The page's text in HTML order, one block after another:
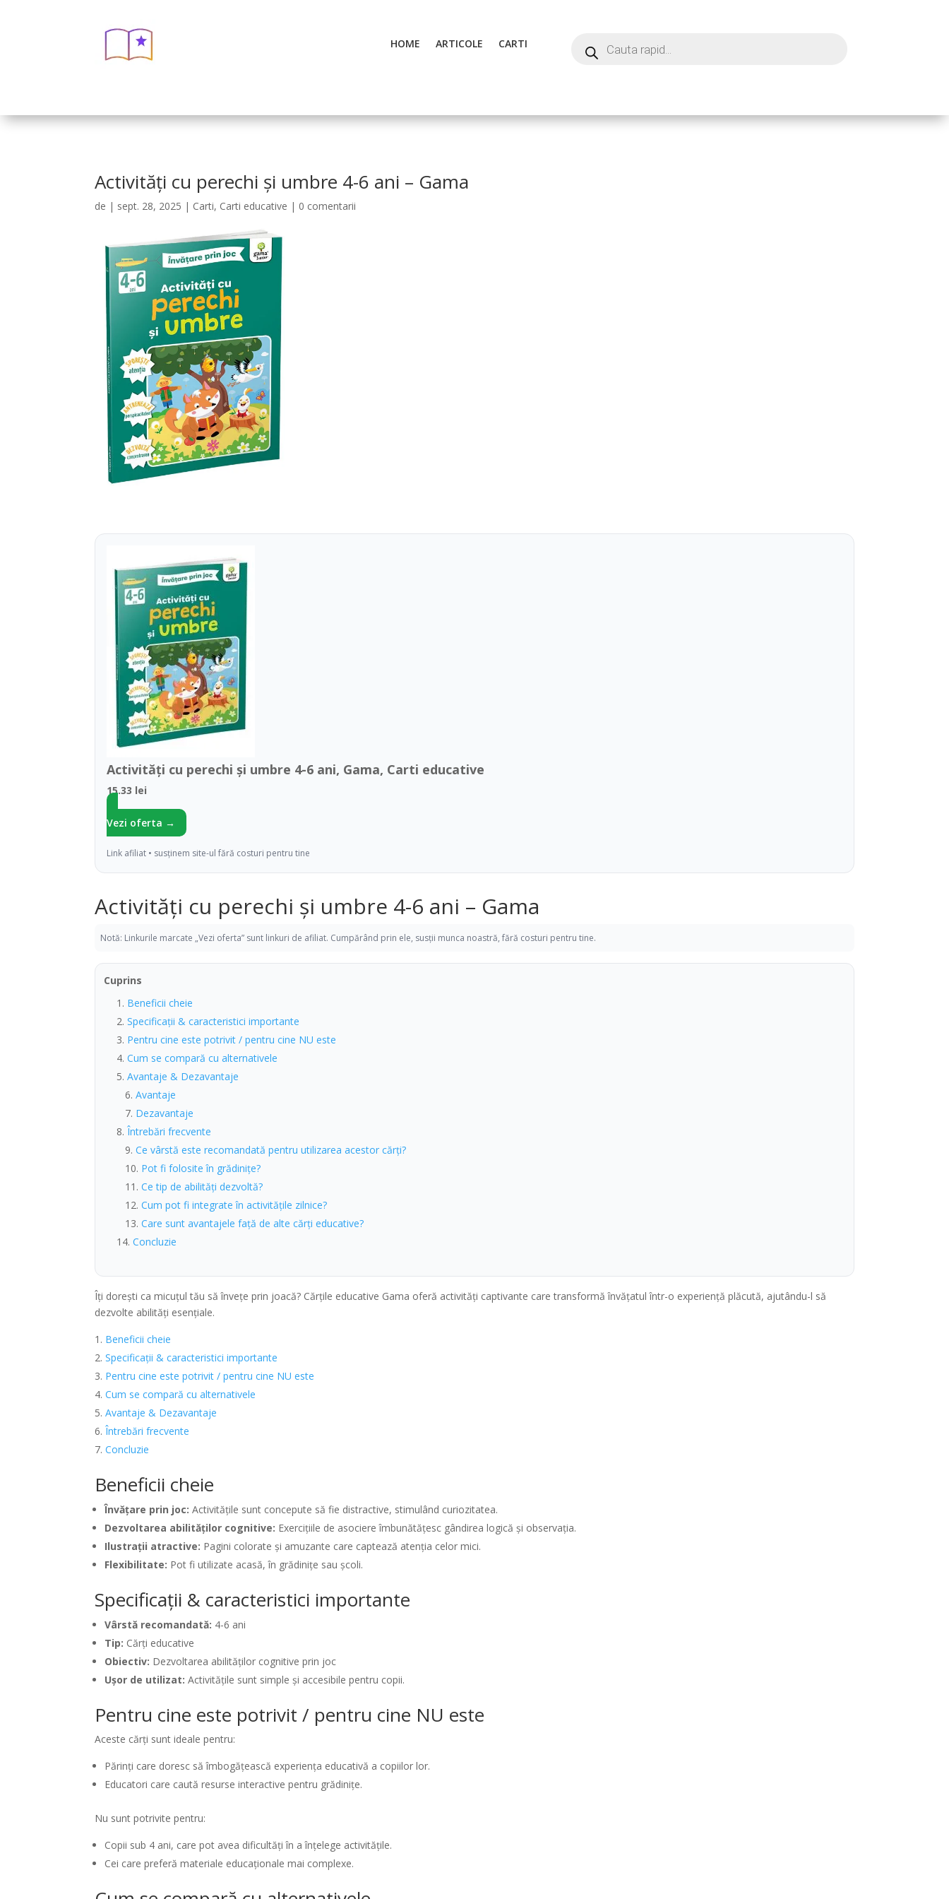
HOME ARTICOLE CARTI
Activități cu perechi și umbre 4-6 ani – Gama
de | sept. 28, 2025 | Carti, Carti educative | 0 comentarii
Activități cu perechi și umbre 4-6 ani, Gama, Carti educative
15.33 lei
Vezi oferta →
Link afiliat • susținem site-ul fără costuri pentru tine
Activități cu perechi și umbre 4-6 ani – Gama
Notă: Linkurile marcate „Vezi oferta” sunt linkuri de afiliat. Cumpărând prin ele, susții munca noastră, fără costuri pentru tine.
Cuprins
Beneficii cheie
Specificații & caracteristici importante
Pentru cine este potrivit / pentru cine NU este
Cum se compară cu alternativele
Avantaje & Dezavantaje
Avantaje
Dezavantaje
Întrebări frecvente
Ce vârstă este recomandată pentru utilizarea acestor cărți?
Pot fi folosite în grădinițe?
Ce tip de abilități dezvoltă?
Cum pot fi integrate în activitățile zilnice?
Care sunt avantajele față de alte cărți educative?
Concluzie
Îți dorești ca micuțul tău să învețe prin joacă? Cărțile educative Gama oferă activități captivante care transformă învățatul într-o experiență plăcută, ajutându-l să
dezvolte abilități esențiale.
Beneficii cheie
Specificații & caracteristici importante
Pentru cine este potrivit / pentru cine NU este
Cum se compară cu alternativele
Avantaje & Dezavantaje
Întrebări frecvente
Concluzie
Beneficii cheie
Învățare prin joc: Activitățile sunt concepute să fie distractive, stimulând curiozitatea.
Dezvoltarea abilităților cognitive: Exercițiile de asociere îmbunătățesc gândirea logică și observația.
Ilustrații atractive: Pagini colorate și amuzante care captează atenția celor mici.
Flexibilitate: Pot fi utilizate acasă, în grădinițe sau școli.
Specificații & caracteristici importante
Vârstă recomandată: 4-6 ani
Tip: Cărți educative
Obiectiv: Dezvoltarea abilităților cognitive prin joc
Ușor de utilizat: Activitățile sunt simple și accesibile pentru copii.
Pentru cine este potrivit / pentru cine NU este
Aceste cărți sunt ideale pentru:
Părinți care doresc să îmbogățească experiența educativă a copiilor lor.
Educatori care caută resurse interactive pentru grădinițe.
Nu sunt potrivite pentru:
Copii sub 4 ani, care pot avea dificultăți în a înțelege activitățile.
Cei care preferă materiale educaționale mai complexe.